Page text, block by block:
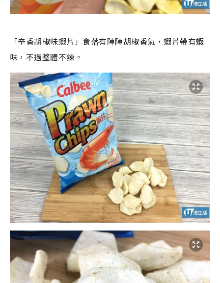
「辛香胡椒味蝦片」食落有陣陣胡椒香氣，蝦片帶有蝦
味，不過整體不辣。